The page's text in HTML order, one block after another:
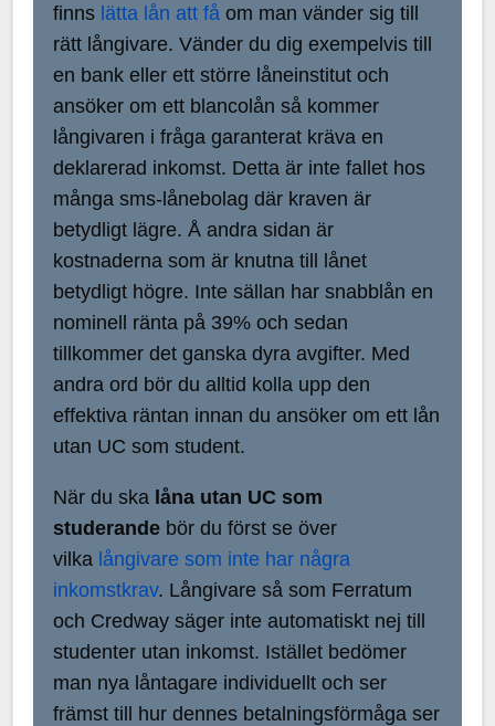
finns lätta lån att få om man vänder sig till
rätt långivare. Vänder du dig exempelvis till
en bank eller ett större låneinstitut och
ansöker om ett blancolån så kommer
långivaren i fråga garanterat kräva en
deklarerad inkomst. Detta är inte fallet hos
många sms-lånebolag där kraven är
betydligt lägre. Å andra sidan är
kostnaderna som är knutna till lånet
betydligt högre. Inte sällan har snabblån en
nominell ränta på 39% och sedan
tillkommer det ganska dyra avgifter. Med
andra ord bör du alltid kolla upp den
effektiva räntan innan du ansöker om ett lån
utan UC som student.
När du ska låna utan UC som
studerande bör du först se över
vilka långivare som inte har några
inkomstkrav. Långivare så som Ferratum
och Credway säger inte automatiskt nej till
studenter utan inkomst. Istället bedömer
man nya låntagare individuellt och ser
främst till hur dennes betalningsförmåga ser